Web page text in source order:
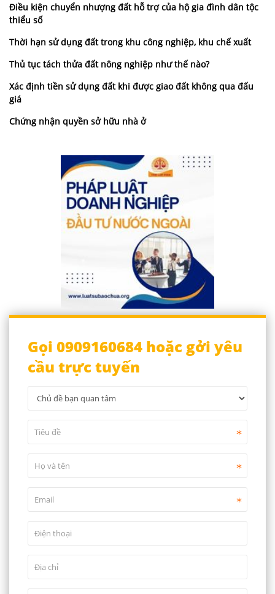
Điều kiện chuyển nhượng đất hỗ trợ của hộ gia đình dân tộc
thiểu số
Thời hạn sử dụng đất trong khu công nghiệp, khu chế xuất
Thủ tục tách thửa đất nông nghiệp như thế nào?
Xác định tiền sử dụng đất khi được giao đất không qua đấu
giá
Chứng nhận quyền sở hữu nhà ở
Gọi 0909160684 hoặc gởi yêu
cầu trực tuyến